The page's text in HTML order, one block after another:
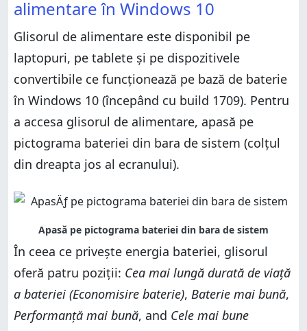
Folosești glisorul de alimentare? Cât de mulțumit
ești de această funcție?
Glisorul de alimentare vs planuri de alimentare
Nu găsești glisorul de alimentare? De ce lipsește?
Folosești glisorul de alimentare? Cât de mulțumit
ești de această funcție?
alimentare în Windows 10
Glisorul de alimentare este disponibil pe
laptopuri, pe tablete și pe dispozitivele
convertibile ce funcționează pe bază de baterie
în Windows 10 (începând cu build 1709). Pentru
a accesa glisorul de alimentare, apasă pe
pictograma bateriei din bara de sistem (colțul
din dreapta jos al ecranului).
În ceea ce privește energia bateriei, glisorul
oferă patru poziții: Cea mai lungă durată de viață
a bateriei (Economisire baterie), Baterie mai bună,
Performanță mai bună, and Cele mai bune